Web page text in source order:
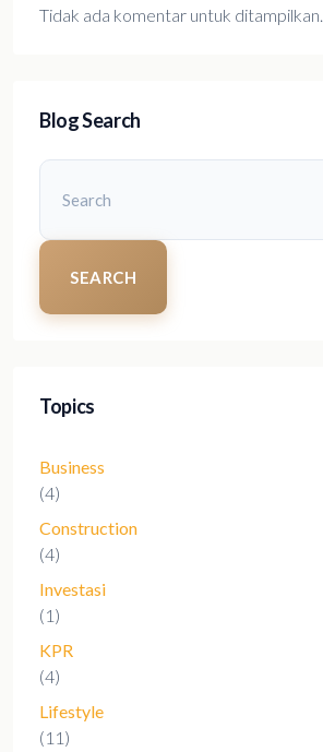
Tidak ada komentar untuk ditampilkan.
Blog Search
SEARCH
Topics
Business
(4)
Construction
(4)
Investasi
(1)
KPR
(4)
Lifestyle
(11)